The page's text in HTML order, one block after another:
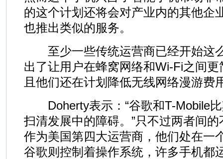
的这个计划还将会对产业内的其他企
也推出类似的服务。
至少一些传统运营商已经开始这
出了让用户在蜂窝网络和Wi-Fi之间
且他们还在计划降低无线网络漫游费
Doherty表示：“谷歌和T-Mobile比
扫清发展中的障碍。”只不过两者间
作为美国第四大运营商，他们处在一
谷歌则控制着操作系统，许多手机都